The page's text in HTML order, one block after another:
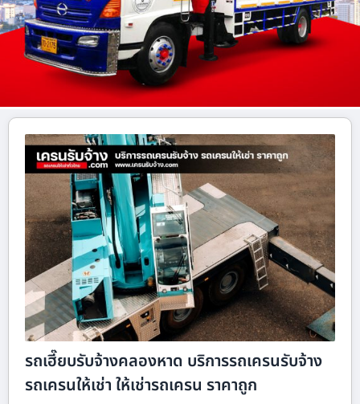
รถเฮี๊ยบรับจ้างคลองหาด บริการรถเครนรับจ้าง
รถเครนให้เช่า ให้เช่ารถเครน ราคาถูก